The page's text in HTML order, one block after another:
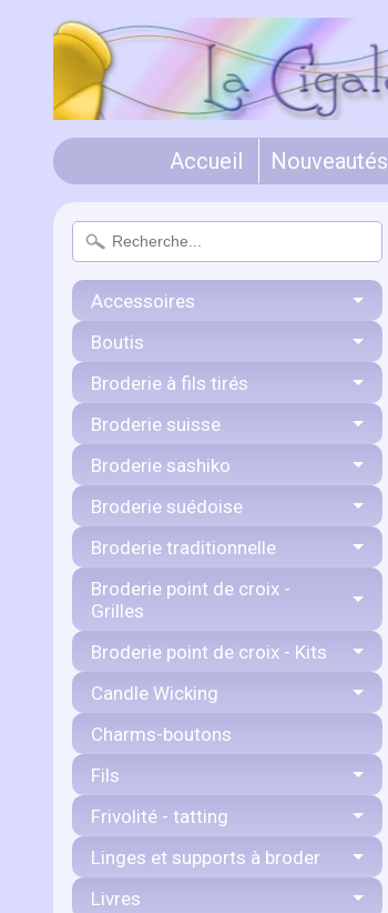
Accueil Nouveautés
Accessoires
Boutis
Broderie à fils tirés
Broderie suisse
Broderie sashiko
Broderie suédoise
Broderie traditionnelle
Broderie point de croix -
Grilles
Broderie point de croix - Kits
Candle Wicking
Charms-boutons
Fils
Frivolité - tatting
Linges et supports à broder
Livres